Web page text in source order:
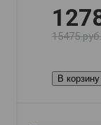
15475 руб.
В корзину